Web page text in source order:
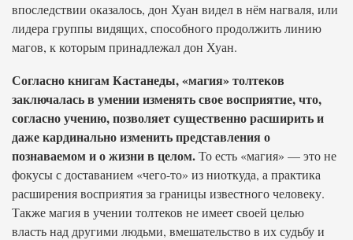
впоследствии оказалось, дон Хуан видел в нём нагваля, или
лидера группы видящих, способного продолжить линию
магов, к которым принадлежал дон Хуан.
Согласно книгам Кастанеды, «магия» толтеков
заключалась в умении изменять свое восприятие, что,
согласно учению, позволяет существенно расширить и
даже кардинально изменить представления о
познаваемом и о жизни в целом.То есть «магия» — это не
фокусы с доставанием «чего-то» из ниоткуда, а практика
расширения восприятия за границы известного человеку.
Также магия в учении толтеков не имеет своей целью
власть над другими людьми, вмешательство в их судьбу и